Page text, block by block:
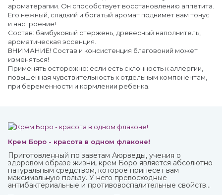
ароматерапии. Он способствует восстановлению аппетита.
Его нежный, сладкий и богатый аромат поднимет вам тонус
и настроение!
Состав: бамбуковый стержень, древесный наполнитель,
ароматическая эссенция.
ВНИМАНИЕ! Состав и консистенция благовоний может
изменяться!
Применять осторожно: если есть склонность к аллергии,
повышенная чувствительность к отдельным компонентам,
при беременности и кормлении ребенка.
Крем Боро - красота в одном флаконе!
Приготовленный по заветам Аюрведы, учения о
здоровом образе жизни, крем Боро является абсолютно
натуральным средством, которое принесет вам
максимальную пользу. У него превосходные
антибактериальные и противовоспалительные свойства,